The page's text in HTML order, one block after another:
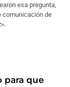
esa pregunta,
comunicación de
para que